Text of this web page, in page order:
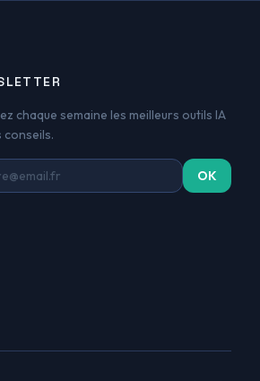
chaque semaine les meilleurs outils IA
conseils.
email OK